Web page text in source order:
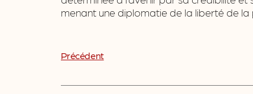
menant une diplomatie de la liberté de la
Précédent